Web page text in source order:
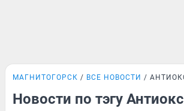
МАГНИТОГОРСК ВСЕ НОВОСТИ
Новости по тэгу